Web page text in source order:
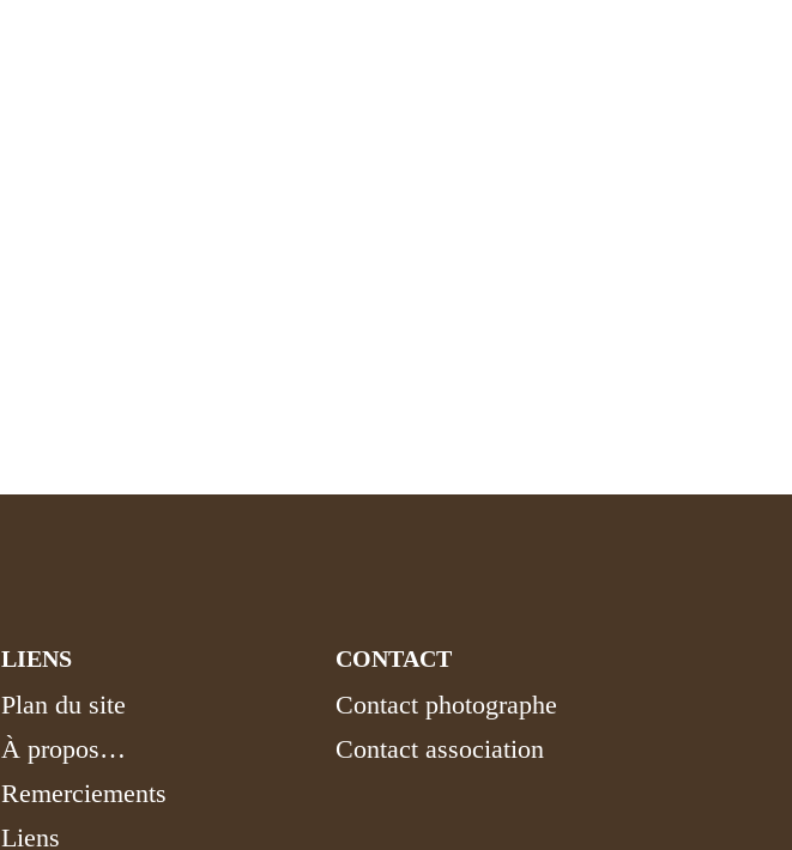
LIENS
Plan du site
À propos…
Remerciements
Liens
CONTACT
Contact photographe
Contact association